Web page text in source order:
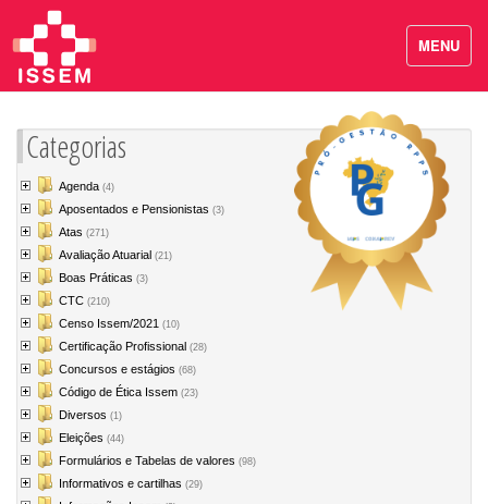
Categorias
Agenda (4)
Aposentados e Pensionistas (3)
Atas (271)
Avaliação Atuarial (21)
Boas Práticas (3)
CTC (210)
Censo Issem/2021 (10)
Certificação Profissional (28)
Concursos e estágios (68)
Código de Ética Issem (23)
Diversos (1)
Eleições (44)
Formulários e Tabelas de valores (98)
Informativos e cartilhas (29)
MENU